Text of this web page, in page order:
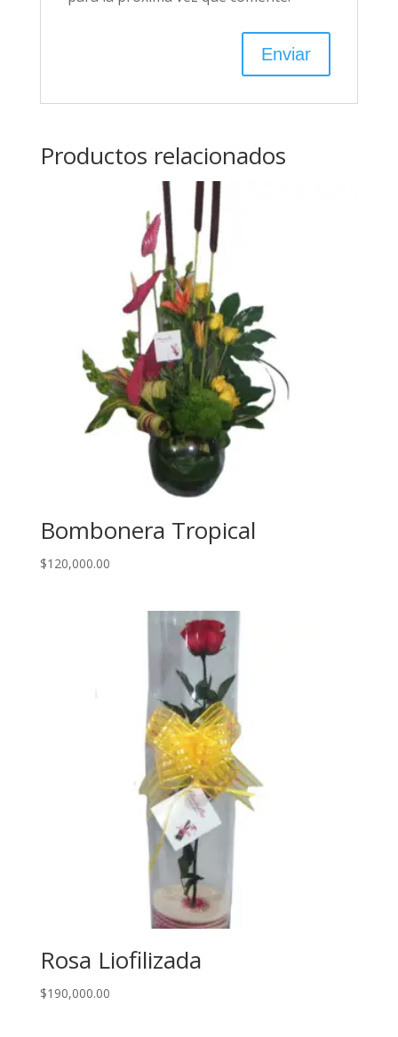
Productos relacionados
Bombonera Tropical
$120,000.00
Rosa Liofilizada
$190,000.00